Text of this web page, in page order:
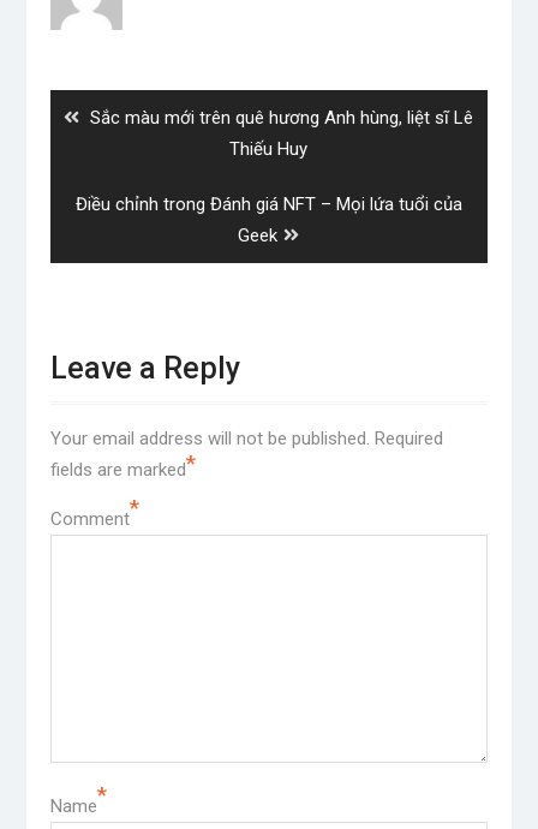
Previous
Sắc màu mới trên quê hương Anh hùng, liệt sĩ Lê
Thiếu Huy
Next
Điều chỉnh trong Đánh giá NFT – Mọi lứa tuổi của
Geek
Leave a Reply
Your email address will not be published. Required
fields are marked*
Comment*
Name*